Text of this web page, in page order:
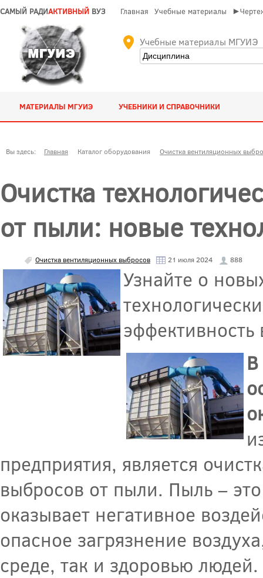
САМЫЙ РАДИАКТИВНЫЙ ВУЗ Главная Учебные материалы
Учебные материалы МГУИЭ
МАТЕРИАЛЫ МГУИЭ УЧЕБНИКИ И СПРАВОЧНИКИ
Вы здесь: Главная Каталог оборудования Очистка вентиляционных
Очистка
от пыли: новые
Очистка вентиляционных выбросов 21 июля 2024 888
Узнайте о
предприятия, является
выбросов от пыли. Пыль –
оказывает негативное
опасное загрязнение
среде, так и здоровью людей.